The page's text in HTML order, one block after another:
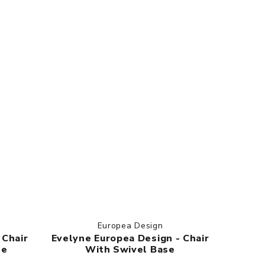
Europea Design
Evelyne Europea Design - Chair
With Swivel Base